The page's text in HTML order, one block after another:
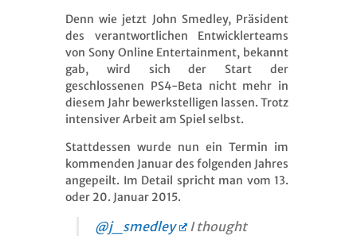
Denn wie jetzt John Smedley, Präsident
des verantwortlichen Entwicklerteams
von Sony Online Entertainment, bekannt
gab, wird sich der Start der
geschlossenen PS4-Beta nicht mehr in
diesem Jahr bewerkstelligen lassen. Trotz
intensiver Arbeit am Spiel selbst.
Stattdessen wurde nun ein Termin im
kommenden Januar des folgenden Jahres
angepeilt. Im Detail spricht man vom 13.
oder 20. Januar 2015.
@j_smedley
I thought